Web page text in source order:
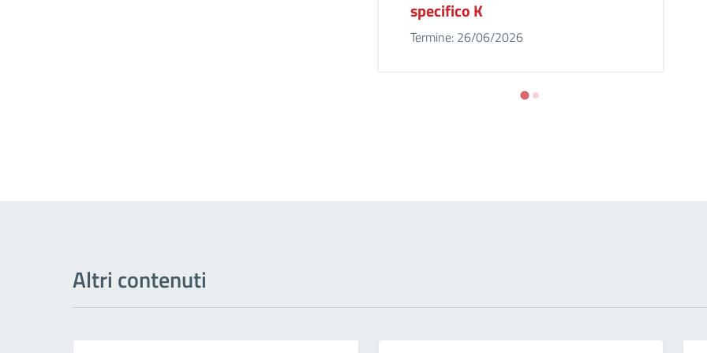
specifico K
Termine: 26/06/2026
Altri contenuti